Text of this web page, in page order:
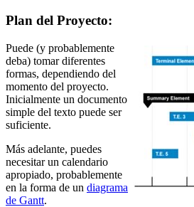
Plan del Proyecto:
Puede (y probablemente
deba) tomar diferentes
formas, dependiendo del
momento del proyecto.
Inicialmente un documento
simple del texto puede ser
suficiente.
Más adelante, puedes
necesitar un calendario
apropiado, probablemente
en la forma de un diagrama
de Gantt.